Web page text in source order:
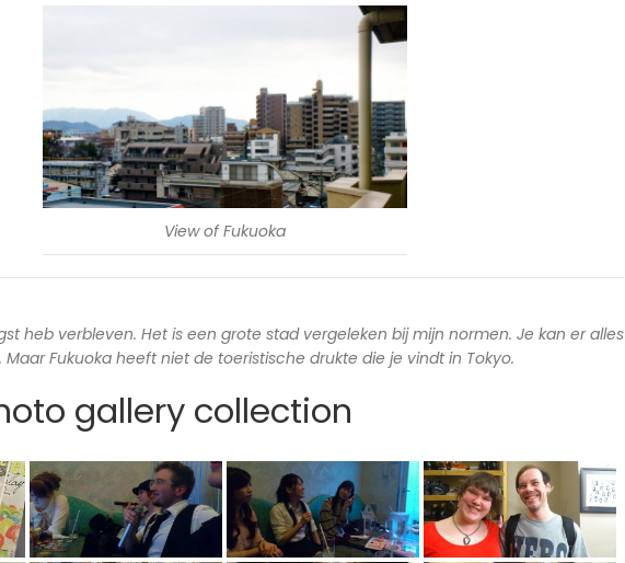
View of Fukuoka
heb verbleven. Het is een grote stad vergeleken bij mijn normen. Je kan er alles
Fukuoka heeft niet de toeristische drukte die je vindt in Tokyo.
gallery collection